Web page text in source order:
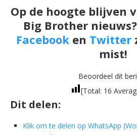
Op de hoogte blijven
Big Brother
Facebook en Twitter
mist!
Beoordeel dit
[Total: 16
Dit delen:
Klik om te delen op WhatsApp